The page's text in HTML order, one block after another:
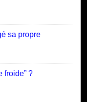
sa propre
froide” ?